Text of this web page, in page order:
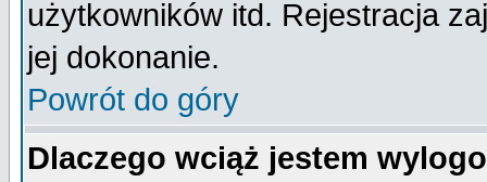
użytkowników itd. Rejestracja
jej dokonanie.
Powrót do góry
Dlaczego wciąż jestem